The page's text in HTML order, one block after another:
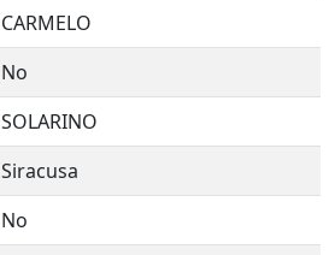
CARMELO
No
SOLARINO
Siracusa
No